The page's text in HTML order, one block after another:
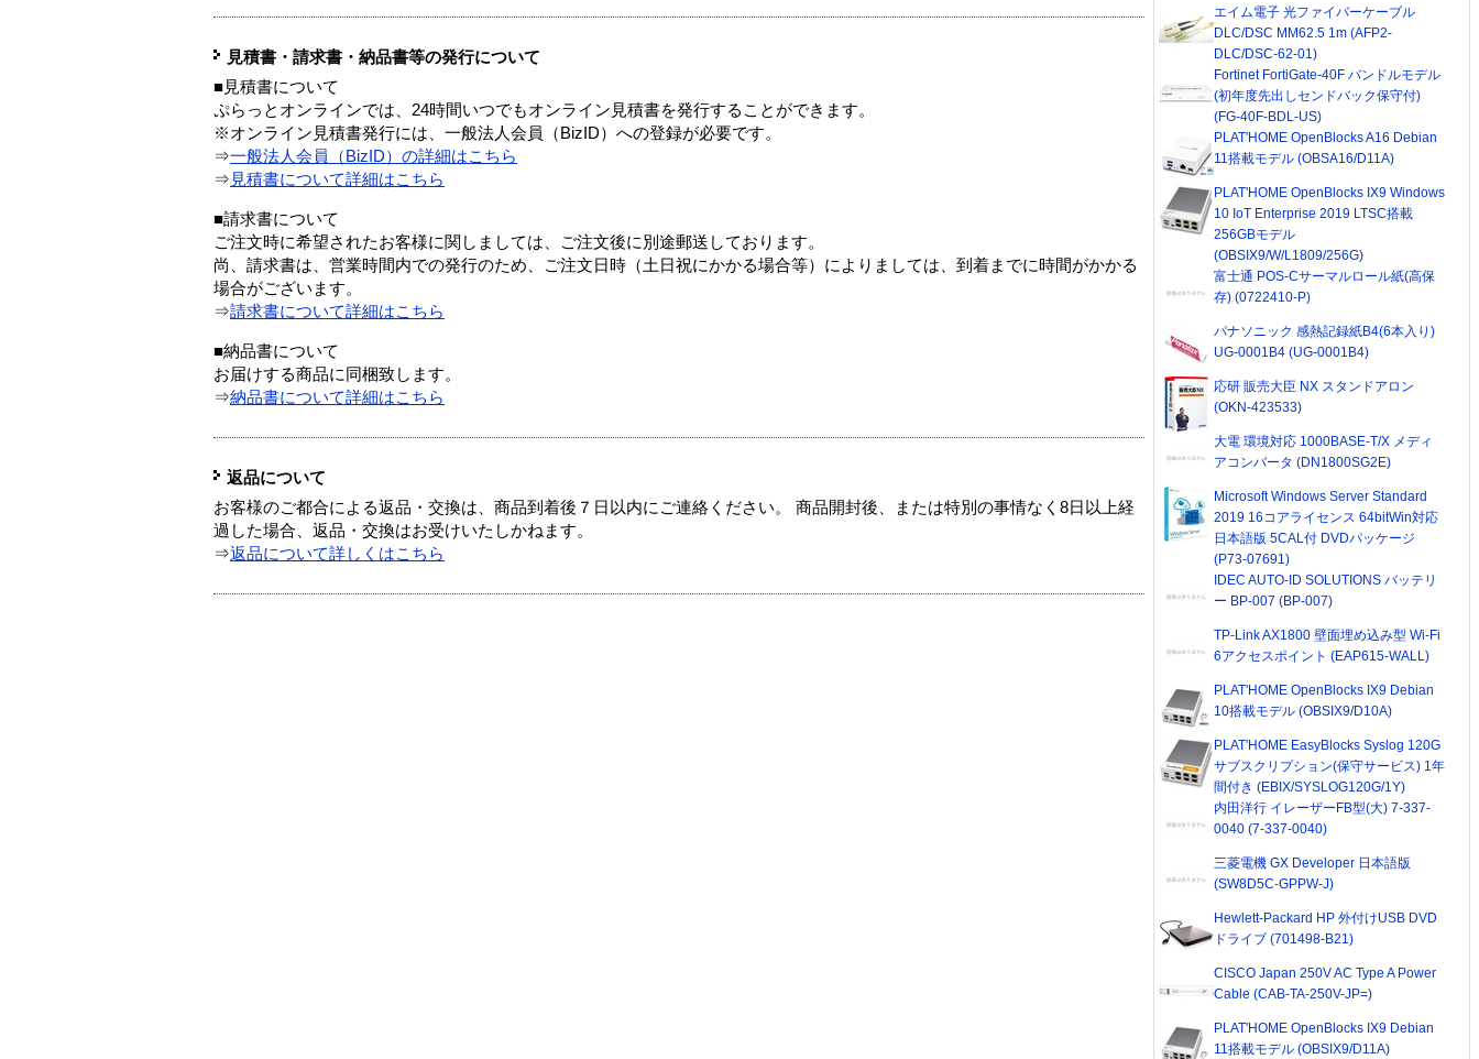
見積書・請求書・納品書等の発行について
■見積書について
ぷらっとオンラインでは、24時間いつでもオンライン見積書を発行することができます。
※オンライン見積書発行には、一般法人会員（BizID）への登録が必要です。
⇒一般法人会員（BizID）の詳細はこちら
⇒ 見積書について詳細はこちら
■請求書について
ご注文時に希望されたお客様に関しましては、ご注文後に別途郵送しております。
尚、請求書は、営業時間内での発行のため、ご注文日時（土日祝にかかる場合等）によりましては、到着までに時間がかかる
場合がございます。
⇒請求書について詳細はこちら
■納品書について
お届けする商品に同梱致します。
⇒納品書について詳細はこちら
返品について
お客様のご都合による返品・交換は、商品到着後７日以内にご連絡ください。 商品開封後、または特別の事情なく8日以上経
過した場合、返品・交換はお受けいたしかねます。
⇒返品について詳しくはこちら
エイム電子 光ファイバーケーブル
DLC/DSC MM62.5 1m (AFP2-
DLC/DSC-62-01)
Fortinet FortiGate-40F バンドルモデル
(初年度先出しセンドバック保守付)
(FG-40F-BDL-US)
PLAT'HOME OpenBlocks A16 Debian
11搭載モデル (OBSA16/D11A)
PLAT'HOME OpenBlocks IX9 Windows
10 IoT Enterprise 2019 LTSC搭載
256GBモデル
(OBSIX9/W/L1809/256G)
富士通 POS-Cサーマルロール紙(高保
存) (0722410-P)
パナソニック 感熱記録紙B4(6本入り)
UG-0001B4 (UG-0001B4)
応研 販売大臣 NX スタンドアロン
(OKN-423533)
大電 環境対応 1000BASE-T/X メディ
アコンバータ (DN1800SG2E)
Microsoft Windows Server Standard
2019 16コアライセンス 64bitWin対応
日本語版 5CAL付 DVDパッケージ
(P73-07691)
IDEC AUTO-ID SOLUTIONS バッテリ
ー BP-007 (BP-007)
TP-Link AX1800 壁面埋め込み型 Wi-Fi
6アクセスポイント (EAP615-WALL)
PLAT'HOME OpenBlocks IX9 Debian
10搭載モデル (OBSIX9/D10A)
PLAT'HOME EasyBlocks Syslog 120G
サブスクリプション(保守サービス) 1年
間付き (EBIX/SYSLOG120G/1Y)
内田洋行 イレーザーFB型(大) 7-337-
0040 (7-337-0040)
三菱電機 GX Developer 日本語版
(SW8D5C-GPPW-J)
Hewlett-Packard HP 外付けUSB DVD
ドライブ (701498-B21)
CISCO Japan 250V AC Type A Power
Cable (CAB-TA-250V-JP=)
PLAT'HOME OpenBlocks IX9 Debian
11搭載モデル (OBSIX9/D11A)